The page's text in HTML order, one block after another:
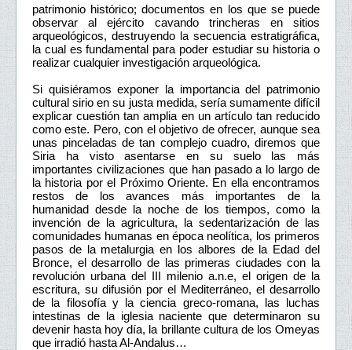
patrimonio histórico; documentos en los que se puede
observar al ejército cavando trincheras en sitios
arqueológicos, destruyendo la secuencia estratigráfica,
la cual es fundamental para poder estudiar su historia o
realizar cualquier investigación arqueológica.
Si quisiéramos exponer la importancia del patrimonio
cultural sirio en su justa medida, sería sumamente difícil
explicar cuestión tan amplia en un artículo tan reducido
como este. Pero, con el objetivo de ofrecer, aunque sea
unas pinceladas de tan complejo cuadro, diremos que
Siria ha visto asentarse en su suelo las más
importantes civilizaciones que han pasado a lo largo de
la historia por el Próximo Oriente. En ella encontramos
restos de los avances más importantes de la
humanidad desde la noche de los tiempos, como la
invención de la agricultura, la sedentarización de las
comunidades humanas en época neolítica, los primeros
pasos de la metalurgia en los albores de la Edad del
Bronce, el desarrollo de las primeras ciudades con la
revolución urbana del III milenio a.n.e, el origen de la
escritura, su difusión por el Mediterráneo, el desarrollo
de la filosofía y la ciencia greco-romana, las luchas
intestinas de la iglesia naciente que determinaron su
devenir hasta hoy día, la brillante cultura de los Omeyas
que irradió hasta Al-Andalus…